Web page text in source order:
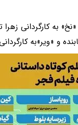
به کارگردانی زهرا
و «ویر»به